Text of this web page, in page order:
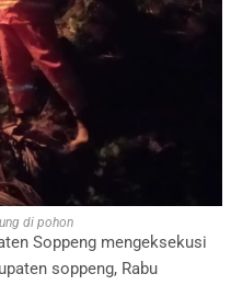
di pohon
Soppeng mengeksekusi
soppeng, Rabu